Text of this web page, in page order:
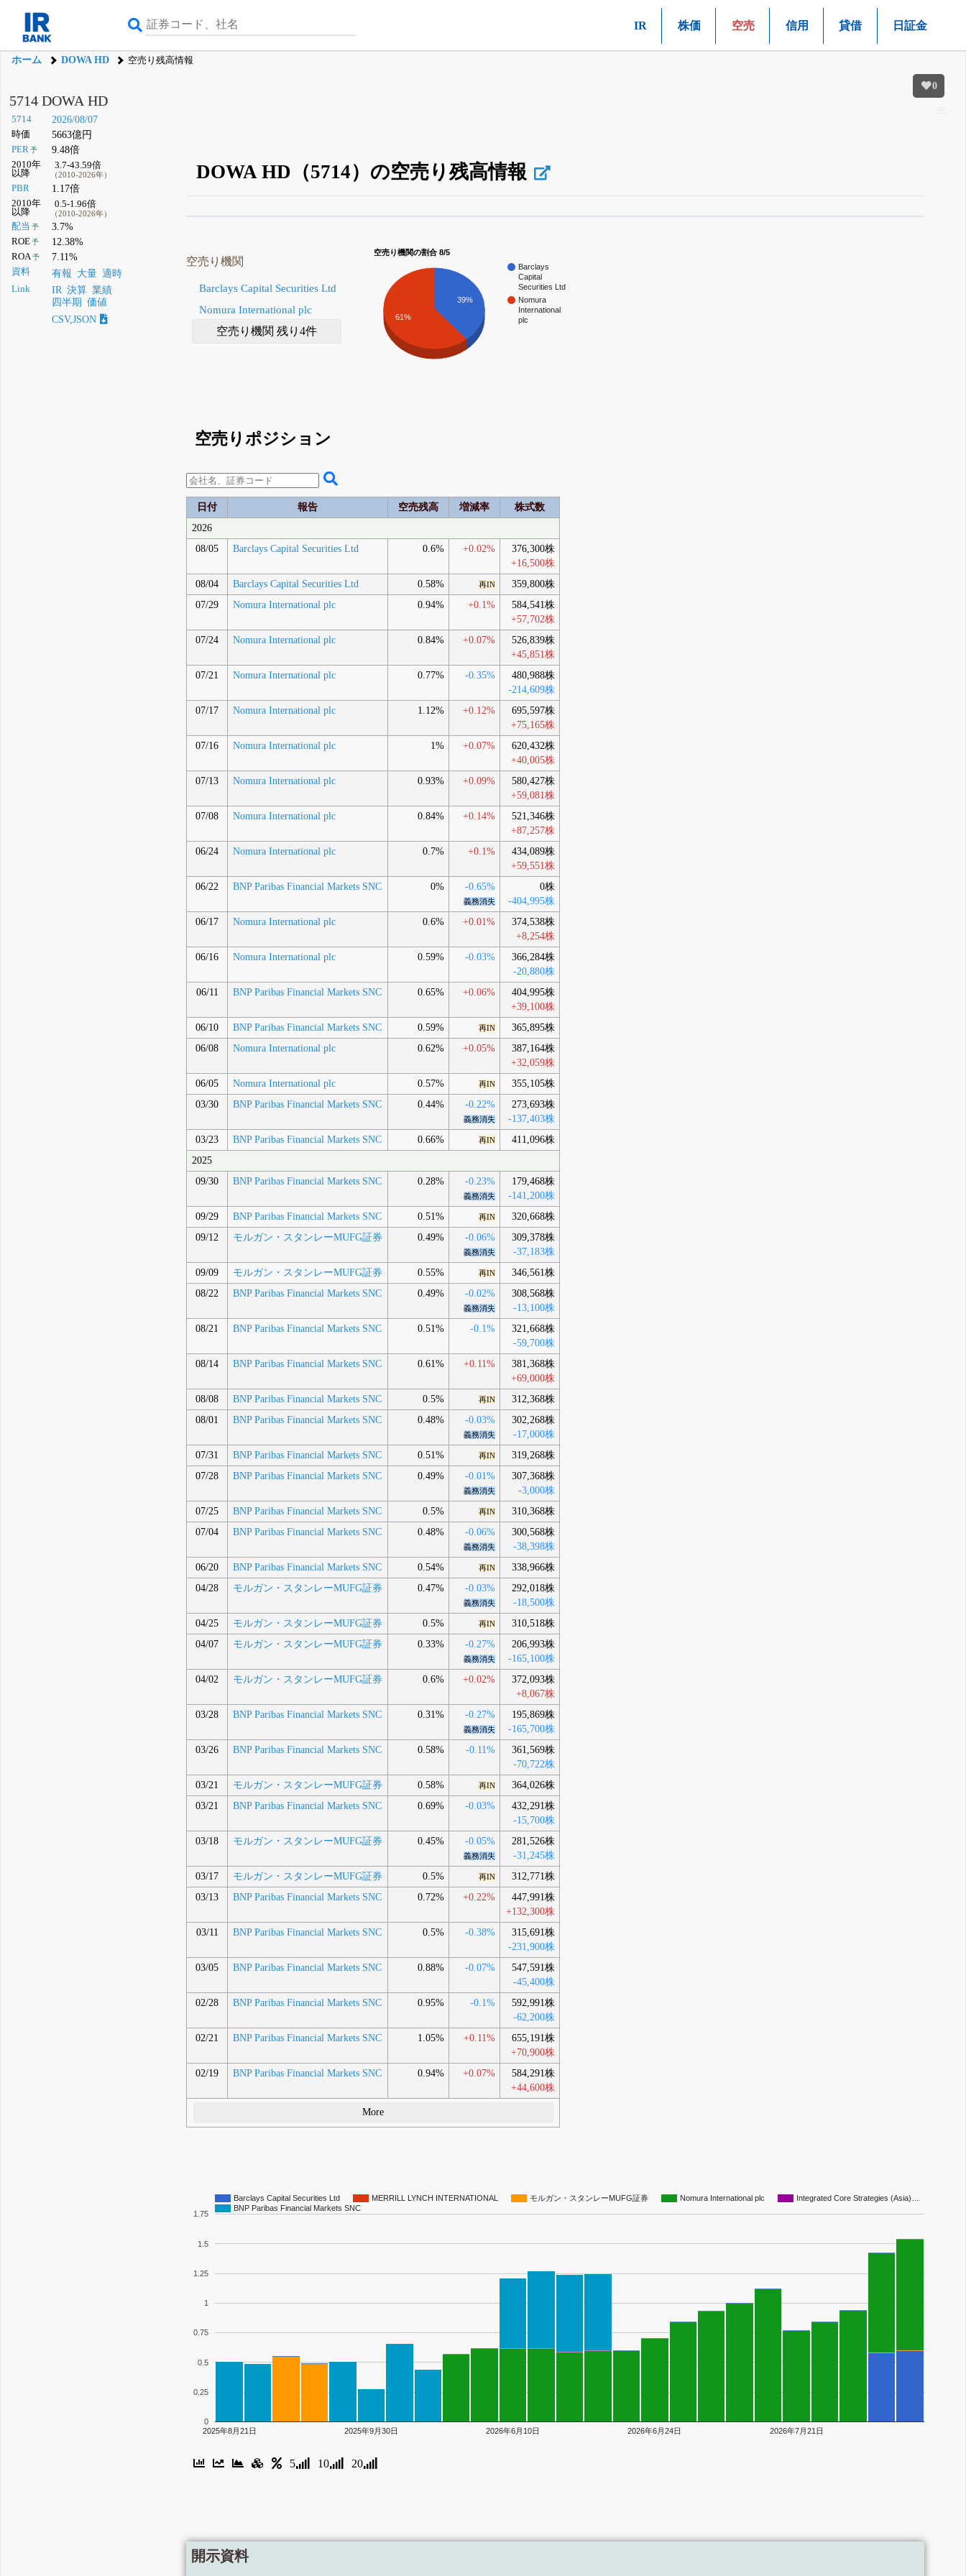
IR 株価 空売 信用 貸借 日証金
ホーム DOWA HD 空売り残高情報
0
5714 DOWA HD
5714 2026/08/07
時価 5663億円
PER予 9.48倍
2010年
以降
3.7-43.59倍
（2010-2026年）
PBR 1.17倍
2010年
以降
0.5-1.96倍
（2010-2026年）
配当 予 3.7%
ROE予 12.38%
ROA予 7.11%
資料 有報 大量 適時
Link IR 決算 業績
四半期
価値
CSV,JSON
DOWA HD（5714）の空売り残高情報
無料でβ版をはじめる
登録すると永久30%OFFと米株版の先行利用も付きます
空売り機関
Barclays Capital Securities Ltd
Nomura International plc
空売り機関 残り4件
空売り機関の割合 8/5
Barclays
Capital
Securities Ltd
Nomura
International
plc
39%
61%
空売りポジション
日付 報告 空売残高 増減率
株式数
2026
08/05
Barclays Capital Securities Ltd 0.6% +0.02%
376,300株
+16,500株
08/04
Barclays Capital Securities Ltd 0.58% 再IN
359,800株
07/29
Nomura International plc 0.94% +0.1%
584,541株
+57,702株
07/24
Nomura International plc 0.84% +0.07%
526,839株
+45,851株
07/21
Nomura International plc 0.77% -0.35%
480,988株
-214,609株
07/17
Nomura International plc 1.12% +0.12%
695,597株
+75,165株
07/16
Nomura International plc 1% +0.07%
620,432株
+40,005株
07/13
Nomura International plc 0.93% +0.09%
580,427株
+59,081株
07/08
Nomura International plc 0.84% +0.14%
521,346株
+87,257株
06/24
Nomura International plc 0.7% +0.1%
434,089株
+59,551株
06/22
BNP Paribas Financial Markets SNC 0% -0.65%
義務消失
0株
-404,995株
06/17
Nomura International plc 0.6% +0.01%
374,538株
+8,254株
06/16
Nomura International plc 0.59% -0.03%
366,284株
-20,880株
06/11
BNP Paribas Financial Markets SNC 0.65% +0.06%
404,995株
+39,100株
06/10
BNP Paribas Financial Markets SNC 0.59% 再IN
365,895株
06/08
Nomura International plc 0.62% +0.05%
387,164株
+32,059株
06/05
Nomura International plc 0.57% 再IN
355,105株
03/30
BNP Paribas Financial Markets SNC 0.44% -0.22%
義務消失
273,693株
-137,403株
03/23
BNP Paribas Financial Markets SNC 0.66% 再IN
411,096株
2025
09/30
BNP Paribas Financial Markets SNC 0.28% -0.23%
義務消失
179,468株
-141,200株
09/29
BNP Paribas Financial Markets SNC 0.51% 再IN
320,668株
09/12
モルガン・スタンレーMUFG証券 0.49% -0.06%
義務消失
309,378株
-37,183株
09/09
モルガン・スタンレーMUFG証券 0.55% 再IN
346,561株
08/22
BNP Paribas Financial Markets SNC 0.49% -0.02%
義務消失
308,568株
-13,100株
08/21
BNP Paribas Financial Markets SNC 0.51% -0.1%
321,668株
-59,700株
08/14
BNP Paribas Financial Markets SNC 0.61% +0.11%
381,368株
+69,000株
08/08
BNP Paribas Financial Markets SNC 0.5% 再IN
312,368株
08/01
BNP Paribas Financial Markets SNC 0.48% -0.03%
義務消失
302,268株
-17,000株
07/31
BNP Paribas Financial Markets SNC 0.51% 再IN
319,268株
07/28
BNP Paribas Financial Markets SNC 0.49% -0.01%
義務消失
307,368株
-3,000株
07/25
BNP Paribas Financial Markets SNC 0.5% 再IN
310,368株
07/04
BNP Paribas Financial Markets SNC 0.48% -0.06%
義務消失
300,568株
-38,398株
06/20
BNP Paribas Financial Markets SNC 0.54% 再IN
338,966株
04/28
モルガン・スタンレーMUFG証券 0.47% -0.03%
義務消失
292,018株
-18,500株
04/25
モルガン・スタンレーMUFG証券 0.5% 再IN
310,518株
04/07
モルガン・スタンレーMUFG証券 0.33% -0.27%
義務消失
206,993株
-165,100株
04/02
モルガン・スタンレーMUFG証券 0.6% +0.02%
372,093株
+8,067株
03/28
BNP Paribas Financial Markets SNC 0.31% -0.27%
義務消失
195,869株
-165,700株
03/26
BNP Paribas Financial Markets SNC 0.58% -0.11%
361,569株
-70,722株
03/21
モルガン・スタンレーMUFG証券 0.58% 再IN
364,026株
03/21
BNP Paribas Financial Markets SNC 0.69% -0.03%
432,291株
-15,700株
03/18
モルガン・スタンレーMUFG証券 0.45% -0.05%
義務消失
281,526株
-31,245株
03/17
モルガン・スタンレーMUFG証券 0.5% 再IN
312,771株
03/13
BNP Paribas Financial Markets SNC 0.72% +0.22%
447,991株
+132,300株
03/11
BNP Paribas Financial Markets SNC 0.5% -0.38%
315,691株
-231,900株
03/05
BNP Paribas Financial Markets SNC 0.88% -0.07%
547,591株
-45,400株
02/28
BNP Paribas Financial Markets SNC 0.95% -0.1%
592,991株
-62,200株
02/21
BNP Paribas Financial Markets SNC 1.05% +0.11%
655,191株
+70,900株
02/19
BNP Paribas Financial Markets SNC 0.94% +0.07%
584,291株
+44,600株
More
Barclays Capital Securities Ltd MERRILL LYNCH INTERNATIONAL モルガン・スタンレーMUFG証券 Nomura International plc
Integrated Core Strategies (Asia)…
BNP Paribas Financial Markets SNC
2025年8月21日 2025年9月30日 2026年6月10日 2026年6月24日 2026年7月21日
0
0.25
0.5
0.75
1
1.25
1.5
1.75
5 10 20
開示資料